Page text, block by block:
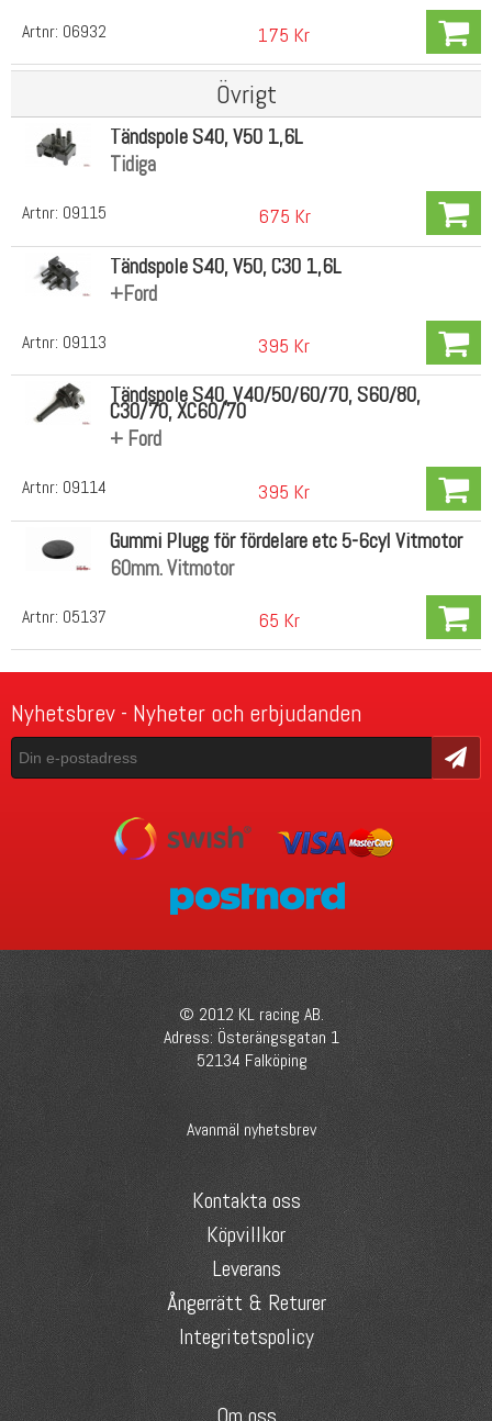
Artnr: 06932 175 Kr
Övrigt
Artnr: 09115
Tändspole S40, V50 1,6L
Tidiga
675 Kr
Artnr: 09113
Tändspole S40, V50, C30 1,6L
+Ford
395 Kr
Artnr: 09114
Tändspole S40, V40/50/60/70, S60/80,
C30/70, XC60/70
+ Ford
395 Kr
Artnr: 05137
Gummi Plugg för fördelare etc 5-6cyl Vitmotor
60mm. Vitmotor
65 Kr
Nyhetsbrev - Nyheter och erbjudanden
Skicka
© 2012 KL racing AB.
Adress: Österängsgatan 1
52134 Falköping
Avanmäl nyhetsbrev
Kontakta oss
Köpvillkor
Leverans
Ångerrätt & Returer
Integritetspolicy
Om oss